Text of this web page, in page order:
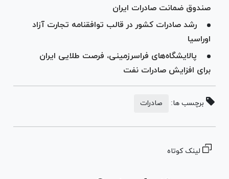
صندوق ضمانت صادرات ایران
رشد صادرات کشور در قالب توافقنامه تجارت آزاد
اوراسیا
پالایشگاه‌های فراسرزمینی، فرصت طلایی ایران
برای افزایش صادرات نفت
برچسب ها: صادرات
لینک کوتاه